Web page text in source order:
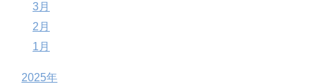
3月
2月
1月
2025年